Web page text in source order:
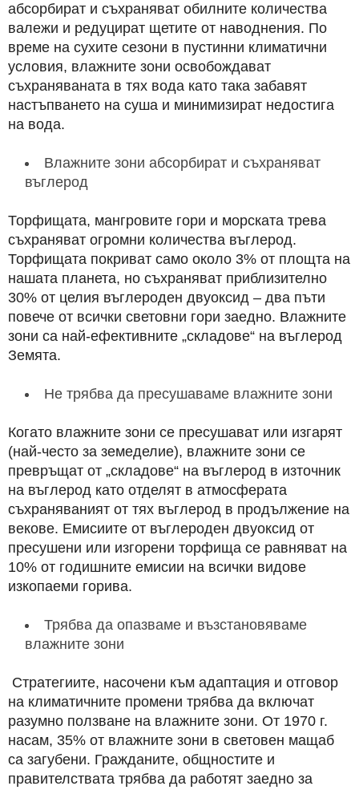
абсорбират и съхраняват обилните количества
валежи и редуцират щетите от наводнения. По
време на сухите сезони в пустинни климатични
условия, влажните зони освобождават
съхраняваната в тях вода като така забавят
настъпването на суша и минимизират недостига
на вода.
Влажните зони абсорбират и съхраняват
въглерод
Торфищата, мангровите гори и морската трева
съхраняват огромни количества въглерод.
Торфищата покриват само около 3% от площта на
нашата планета, но съхраняват приблизително
30% от целия въглероден двуоксид – два пъти
повече от всички световни гори заедно. Влажните
зони са най-ефективните „складове“ на въглерод
Земята.
Не трябва да пресушаваме влажните зони
Когато влажните зони се пресушават или изгарят
(най-често за земеделие), влажните зони се
превръщат от „складове“ на въглерод в източник
на въглерод като отделят в атмосферата
съхраняваният от тях въглерод в продължение на
векове. Емисиите от въглероден двуоксид от
пресушени или изгорени торфища се равняват на
10% от годишните емисии на всички видове
изкопаеми горива.
Трябва да опазваме и възстановяваме
влажните зони
Стратегиите, насочени към адаптация и отговор
на климатичните промени трябва да включат
разумно ползване на влажните зони. От 1970 г.
насам, 35% от влажните зони в световен мащаб
са загубени. Гражданите, общностите и
правителствата трябва да работят заедно за